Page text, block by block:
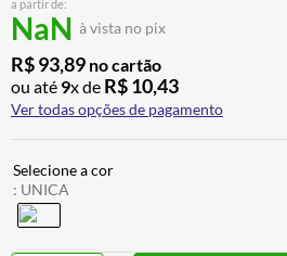
a partir de:
NaN à vista no pix
R$93,89 no cartão
ou até 9x de R$10,43
Ver todas opções de pagamento
: UNICA
º
8º CALÇA
9º AIROH